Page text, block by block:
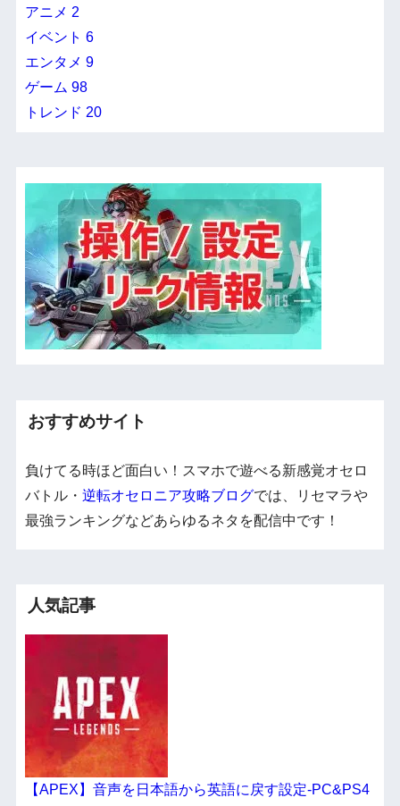
アニメ 2
イベント 6
エンタメ 9
ゲーム 98
トレンド 20
おすすめサイト
負けてる時ほど面白い！スマホで遊べる新感覚オセロ
バトル・ 逆転オセロニア攻略ブログでは、リセマラや
最強ランキングなどあらゆるネタを配信中です！
人気記事
【APEX】音声を日本語から英語に戻す設定-PC&PS4